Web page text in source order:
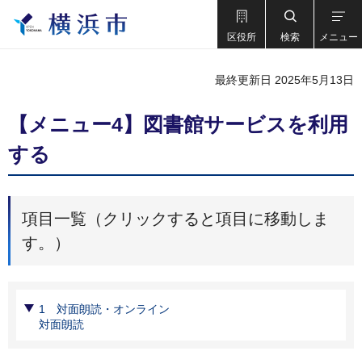
区役所 検索 メニュー
最終更新日 2025年5月13日
【メニュー4】図書館サービスを利用
する
項目一覧（クリックすると項目に移動しま
す。）
1 対面朗読・オンライン
対面朗読